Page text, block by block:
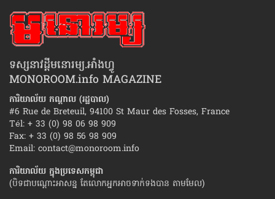
ទស្សនាវដ្ដីមនោរម្យ.អាំងហ្វូ
MONOROOM.info MAGAZINE
ការិយាល័យ កណ្ដាល (រដ្ឋបាល)
#6 Rue de Breteuil, 94100 St Maur des Fosses, France
Tél: + 33 (0) 98 06 98 909
Fax: + 33 (0) 98 56 98 909
Email: contact@monoroom.info
ការិយាល័យ ក្នុង​ប្រទេស​កម្ពុជា
(បិទជាបណ្ដោះអាសន្ន តែលោកអ្នកអាចទាក់ទងបាន តាមមែល)